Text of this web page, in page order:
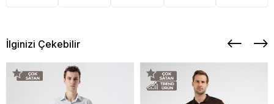
İlginizi Çekebilir